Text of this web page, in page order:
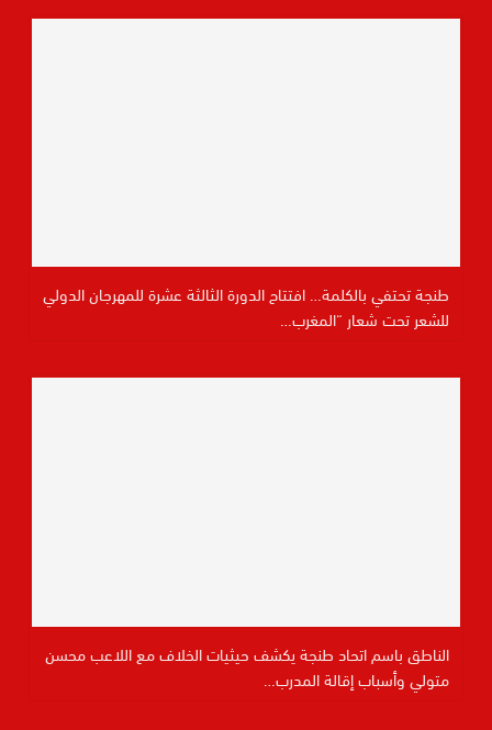
طنجة تحتفي بالكلمة… افتتاح الدورة الثالثة عشرة للمهرجان الدولي
للشعر تحت شعار “المغرب…
الناطق باسم اتحاد طنجة يكشف حيثيات الخلاف مع اللاعب محسن
متولي وأسباب إقالة المدرب…